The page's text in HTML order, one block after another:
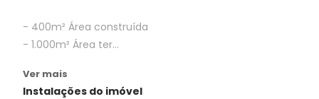
- 400m² Área construída
- 1.000m² Área ter...
Ver mais
Instalações do imóvel